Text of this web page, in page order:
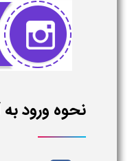
نحوه ورود به